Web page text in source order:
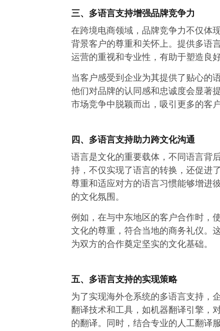
三、多语言支持增强品牌竞争力
在跨境电商领域，品牌竞争力不仅体
背景客户的尊重和关怀上。提供多语
运营的重视和专业性，有助于塑造良
当客户感受到企业为其提供了贴心的
他们对品牌的认同感和忠诚度会显著
市场竞争中脱颖而出，吸引更多的客
四、多语言支持助力跨文化沟通
语言是文化的重要载体，不同语言背
持，不仅实现了语言的转换，还促进
尊重和适应对方的语言习惯能够增进
的文化氛围。
例如，在与中东地区的客户合作时，
文化的尊重，符合当地的商务礼仪。
为双方的合作奠定坚实的文化基础。
五、多语言支持的实现策略
为了实现海外仓系统的多语言支持，
翻译技术和工具，如机器翻译引擎，
的翻译。同时，结合专业的人工翻译